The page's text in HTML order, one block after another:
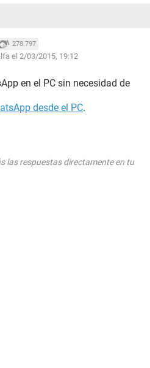
278.797
el 2/03/2015, 19:12
en el PC sin necesidad de
desde el PC.
las respuestas directamente en tu